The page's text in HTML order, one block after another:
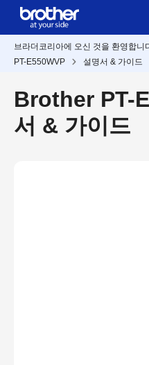
브라더코리아에 오신 것을 환영합니
PT-E550WVP
설명서 & 가이드
Brother PT-
서 & 가이드